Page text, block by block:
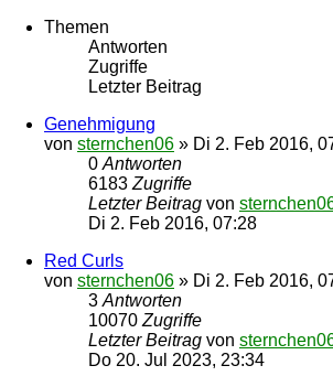
Themen
Antworten
Zugriffe
Letzter Beitrag
Genehmigung
von sternchen06 » Di 2. Feb 2016,
0 Antworten
6183 Zugriffe
Letzter Beitrag von
Di 2. Feb 2016, 07:28
Red Curls
von sternchen06 » Di 2. Feb 2016,
3 Antworten
10070 Zugriffe
Letzter Beitrag von
Do 20. Jul 2023, 23:34